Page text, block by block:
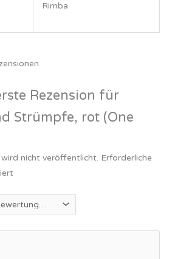
Rimba
Rezension für
Strümpfe, rot (One
nicht veröffentlicht. Erforderliche